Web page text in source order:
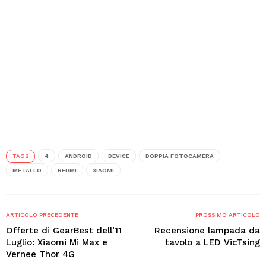
TAGS 4 ANDROID DEVICE DOPPIA FOTOCAMERA
METALLO REDMI XIAOMI
ARTICOLO PRECEDENTE
Offerte di GearBest dell’11
Luglio: Xiaomi Mi Max e
Vernee Thor 4G
PROSSIMO ARTICOLO
Recensione lampada da
tavolo a LED VicTsing